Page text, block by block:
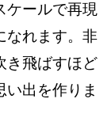
ケールで再現
なれます。非
き飛ばすほど
い出を作りま